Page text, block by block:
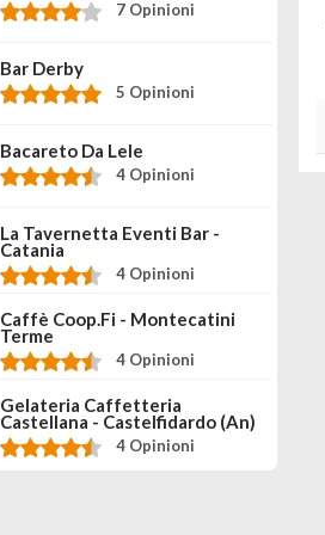
7 Opinioni
Bar Derby
5 Opinioni
Bacareto Da Lele
4 Opinioni
La Tavernetta Eventi Bar -
Catania
4 Opinioni
Caffè Coop.fi - Montecatini
Terme
4 Opinioni
Gelateria Caffetteria
Castellana - Castelfidardo (an)
4 Opinioni